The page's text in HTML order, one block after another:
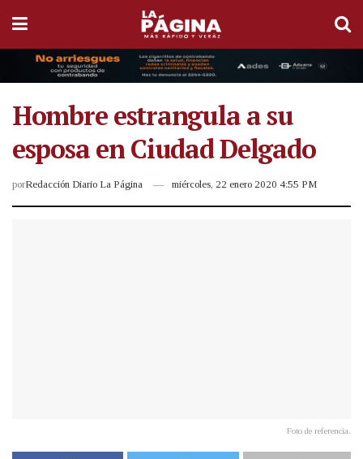
Hombre estrangula a su
esposa en Ciudad Delgado
porRedacción Diario La Página miércoles, 22 enero 2020 4:55 PM
Foto de referencia.